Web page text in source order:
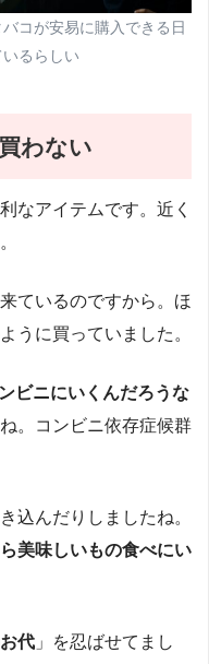
コが安易に購入できる日
るらしい
わない
なアイテムです。近く
ているのですから。ほ
うに買っていました。
ビニにいくんだろうな
。コンビニ依存症候群
込んだりしましたね。
美味しいもの食べにい
代 」を忍ばせてまし